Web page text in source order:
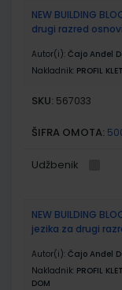
NEW BUILDING
drugi razred
Autor(i): Čajo Anđel
Nakladnik: PROFIL
SKU: 567033
ŠIFRA OMOTA:
Udžbenik
NEW BUILDING
jezika za drugi
Autor(i): Čajo Anđel
Nakladnik: PROFIL
DOM